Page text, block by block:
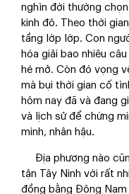
nghìn đời thường
kinh đô. Theo thời
tầng lớp lớp. Con
hóa giải bao nhiêu
hé mở. Còn đó vọng
mà bụi thời gian cố
hôm nay đã và đang
và lịch sử để chứng
minh, nhân hậu.
Địa phương nào
tận Tây Ninh với rất
đồng bằng Đông Nam